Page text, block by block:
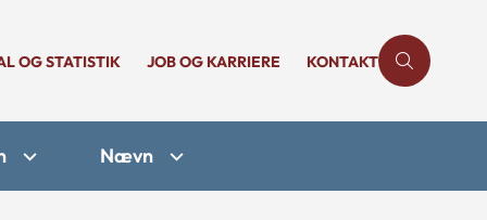
OG STATISTIK JOB OG KARRIERE KONTAKT
Nævn